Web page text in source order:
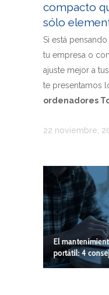
compacto
sólo
Si está
tu empresa o
ajuste mejor a
te presentamos
ordenadores
22 noviembre,